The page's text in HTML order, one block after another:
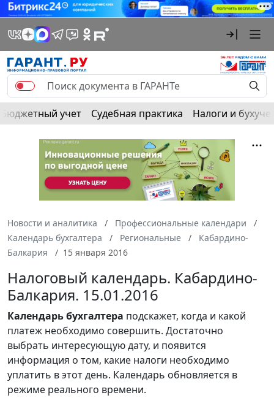
Бюджетный учет Судебная практика Налоги и
Новости и аналитика
Профессиональные календари
Календарь бухгалтера
Региональные
Кабардино-
Балкария
15 января 2016
Налоговый календарь. Кабардино-
Балкария. 15.01.2016
Календарьбухгалтера подскажет, когда и какой
платеж необходимо совершить. Достаточно
выбрать интересующую дату, и появится
информация о том, какие налоги необходимо
уплатить в этот день. Календарь обновляется в
режиме реального времени.